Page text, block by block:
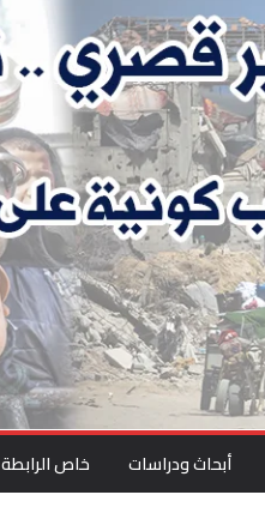
أبحاث ودراسات خاص الرابطة